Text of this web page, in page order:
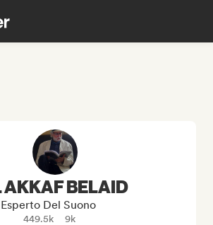
AKKAF BELAID
Esperto Del Suono
449.5k 9k